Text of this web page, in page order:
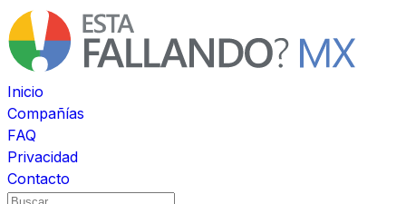
Inicio
Compañías
FAQ
Privacidad
Contacto